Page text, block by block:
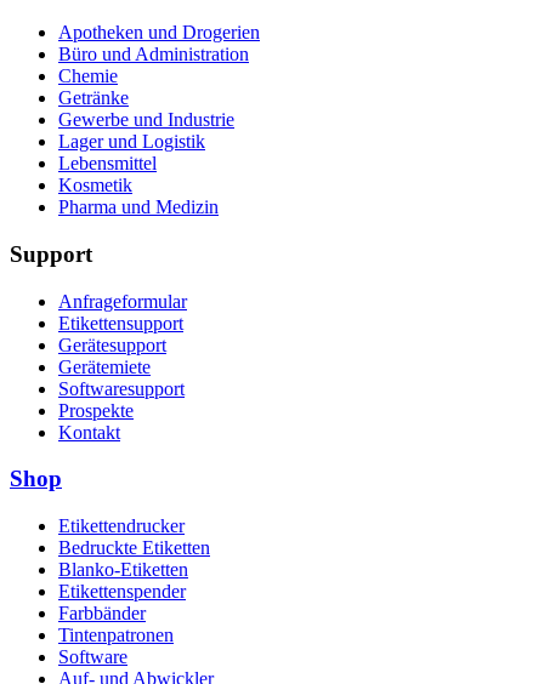
Apotheken und Drogerien
Büro und Administration
Chemie
Getränke
Gewerbe und Industrie
Lager und Logistik
Lebensmittel
Kosmetik
Pharma und Medizin
Support
Anfrageformular
Etikettensupport
Gerätesupport
Gerätemiete
Softwaresupport
Prospekte
Kontakt
Shop
Etikettendrucker
Bedruckte Etiketten
Blanko-Etiketten
Etikettenspender
Farbbänder
Tintenpatronen
Software
Auf- und Abwickler